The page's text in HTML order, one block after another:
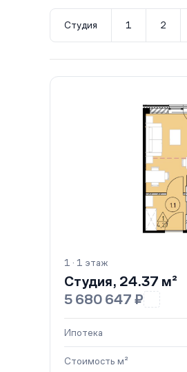
Студия 1 2
Все корпуса 130 кв.
1 · 1 этаж
Студия, 24.37 м²
5 680 647 ₽
Ипотека
Стоимость м²